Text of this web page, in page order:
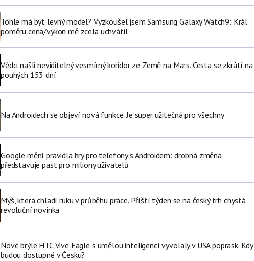
Tohle má být levný model? Vyzkoušel jsem Samsung Galaxy Watch9: Král
poměru cena/výkon mě zcela uchvátil
Vědci našli neviditelný vesmírný koridor ze Země na Mars. Cesta se zkrátí na
pouhých 153 dní
Na Androidech se objeví nová funkce. Je super užitečná pro všechny
Google mění pravidla hry pro telefony s Androidem: drobná změna
představuje past pro miliony uživatelů
Myš, která chladí ruku v průběhu práce. Příští týden se na český trh chystá
revoluční novinka
Nové brýle HTC Vive Eagle s umělou inteligencí vyvolaly v USA poprask. Kdy
budou dostupné v Česku?